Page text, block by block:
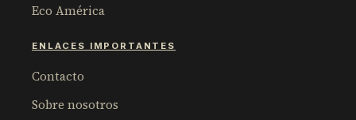
Eco América
ENLACES IMPORTANTES
Contacto
Sobre nosotros